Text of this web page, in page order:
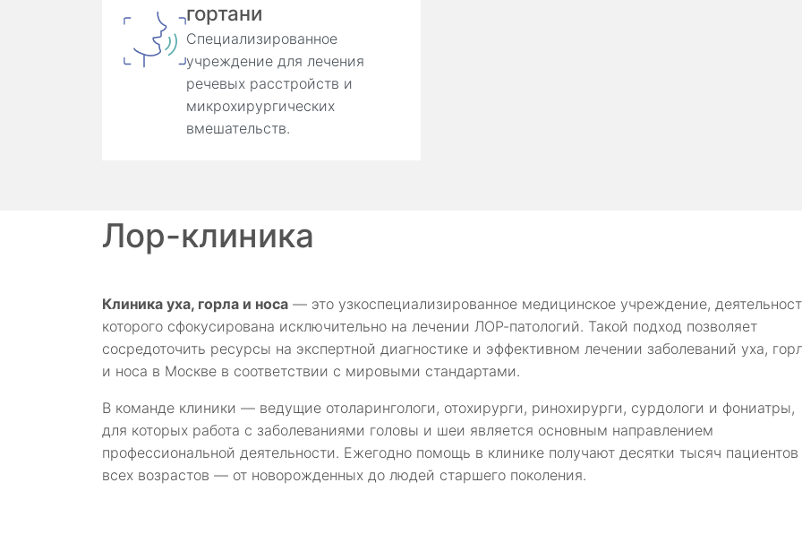
гортани
Специализированное
учреждение для лечения
речевых расстройств и
микрохирургических
вмешательств.
Лор-клиника
Клиника уха, горла и носа — это узкоспециализированное медицинское учреждение,
которого сфокусирована исключительно на лечении ЛОР-патологий. Такой подход позволяет
сосредоточить ресурсы на экспертной диагностике и эффективном лечении заболеваний уха,
и носа в Москве в соответствии с мировыми стандартами.
В команде клиники — ведущие отоларингологи, отохирурги, ринохирурги, сурдологи и фониатры,
для которых работа с заболеваниями головы и шеи является основным направлением
профессиональной деятельности. Ежегодно помощь в клинике получают десятки тысяч пациентов
всех возрастов — от новорожденных до людей старшего поколения.